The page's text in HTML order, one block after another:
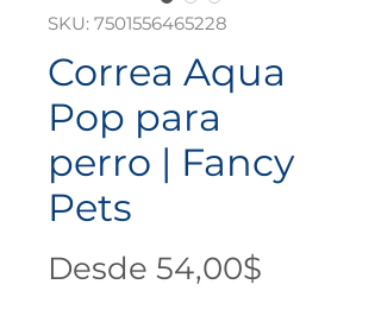
SKU: 7501556465228
Correa Aqua
Pop para
perro | Fancy
Pets
Desde 54,00$